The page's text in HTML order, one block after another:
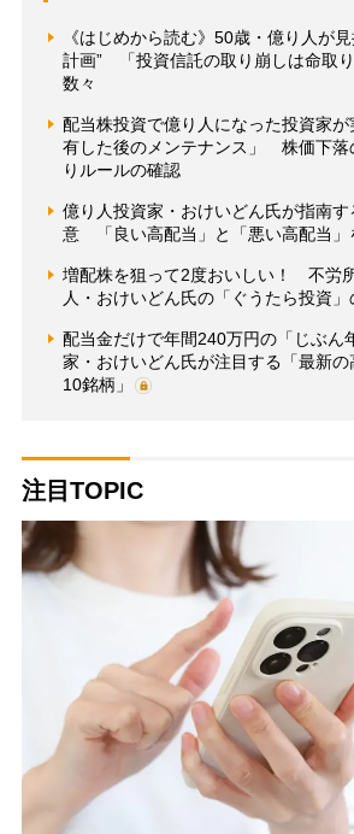
《はじめから読む》50歳・億り人が
計画” 「投資信託の取り崩しは命取
数々
配当株投資で億り人になった投資家
有した後のメンテナンス」 株価下落
りルールの確認
億り人投資家・おけいどん氏が指南
意 「良い高配当」と「悪い高配当」
増配株を狙って2度おいしい！ 不労
人・おけいどん氏の「ぐうたら投資
配当金だけで年間240万円の「じぶん
家・おけいどん氏が注目する「最新
10銘柄」
注目TOPIC